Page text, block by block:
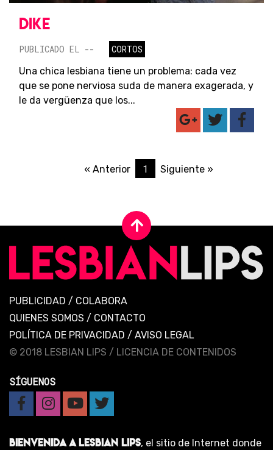
DIKE
PUBLICADO EL --
CORTOS
Una chica lesbiana tiene un problema: cada vez
que se pone nerviosa suda de manera exagerada, y
le da vergüenza que los...
« Anterior 1 Siguiente »
PUBLICIDAD / COLABORA
QUIENES SOMOS / CONTACTO
POLÍTICA DE PRIVACIDAD / AVISO LEGAL
© 2018 LESBIAN LIPS / LICENCIA DE CONTENIDOS
SÍGUENOS
BIENVENIDA A LESBIAN LIPS, el sitio de Internet donde